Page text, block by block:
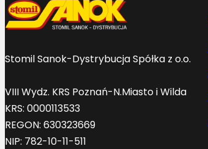
Stomil Sanok-Dystrybucja Spółka z o.o.
VIII Wydz. KRS Poznań-N.Miasto i Wilda
KRS: 0000113533
REGON: 630323669
NIP: 782-10-11-511